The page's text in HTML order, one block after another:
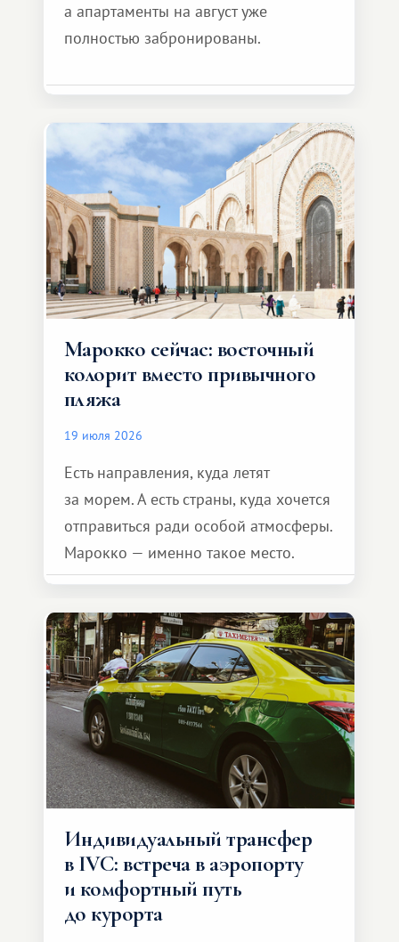
а апартаменты на август уже
полностью забронированы.
Марокко сейчас: восточный
колорит вместо привычного
пляжа
19 июля 2026
Есть направления, куда летят
за морем. А есть страны, куда хочется
отправиться ради особой атмосферы.
Марокко — именно такое место.
Индивидуальный трансфер
в IVC: встреча в аэропорту
и комфортный путь
до курорта